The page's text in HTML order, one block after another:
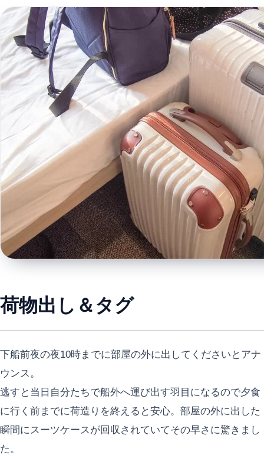
荷物出し＆タグ
下船前夜の夜10時までに部屋の外に出してくださいとアナ
ウンス。
逃すと当日自分たちで船外へ運び出す羽目になるので夕食
に行く前までに荷造りを終えると安心。部屋の外に出した
瞬間にスーツケースが回収されていてその早さに驚きまし
た。